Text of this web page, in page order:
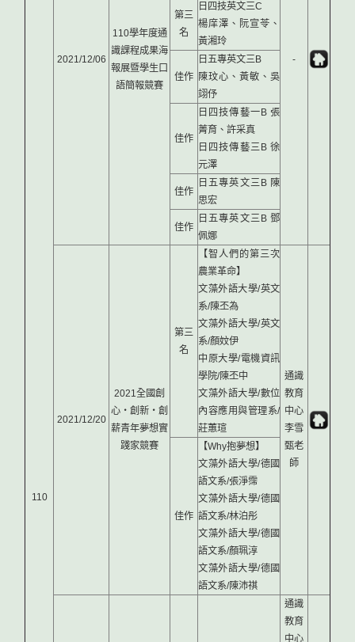
110
2021/12/06
110學年度通
識課程成果海
報展暨學生口
語簡報競賽
-
第三
名
日四技英文三C
楊庠澤、阮宣苓、
黃湘玲
佳作
日五專英文三B
陳玟心、黃敏、吳
翊伃
佳作
日四技傳藝一B 張
菁育、許采真
日四技傳藝三B 徐
元澤
佳作
日五專英文三B 陳
思宏
佳作
日五專英文三B 鄧
佩娜
2021/12/20
2021全國創
心‧創新‧創
薪青年夢想實
踐家競賽
第三
名
【智人們的第三次
農業革命】
文藻外語大學/英文
系/陳丕為
文藻外語大學/英文
系/顏妏伊
中原大學/電機資訊
學院/陳丕中
文藻外語大學/數位
內容應用與管理系/
莊蕙瑄
通識
教育
中心
李雪
甄老
師
佳作
【Why抱夢想】
文藻外語大學/德國
語文系/張淨霈
文藻外語大學/德國
語文系/林泊彤
文藻外語大學/德國
語文系/顏珮淳
文藻外語大學/德國
語文系/陳沛祺
通識
教育
中心